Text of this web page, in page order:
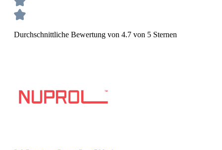
Durchschnittliche Bewertung von 4.7 von 5 Sternen